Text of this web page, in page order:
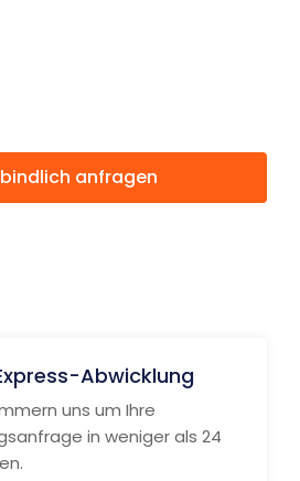
anfragen
Abwicklung
uns um Ihre
in weniger als 24